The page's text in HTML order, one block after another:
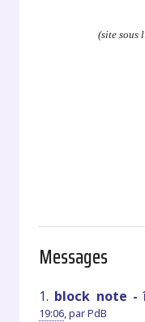
(site sous
Messages
1. block note -
19:06,parPdB